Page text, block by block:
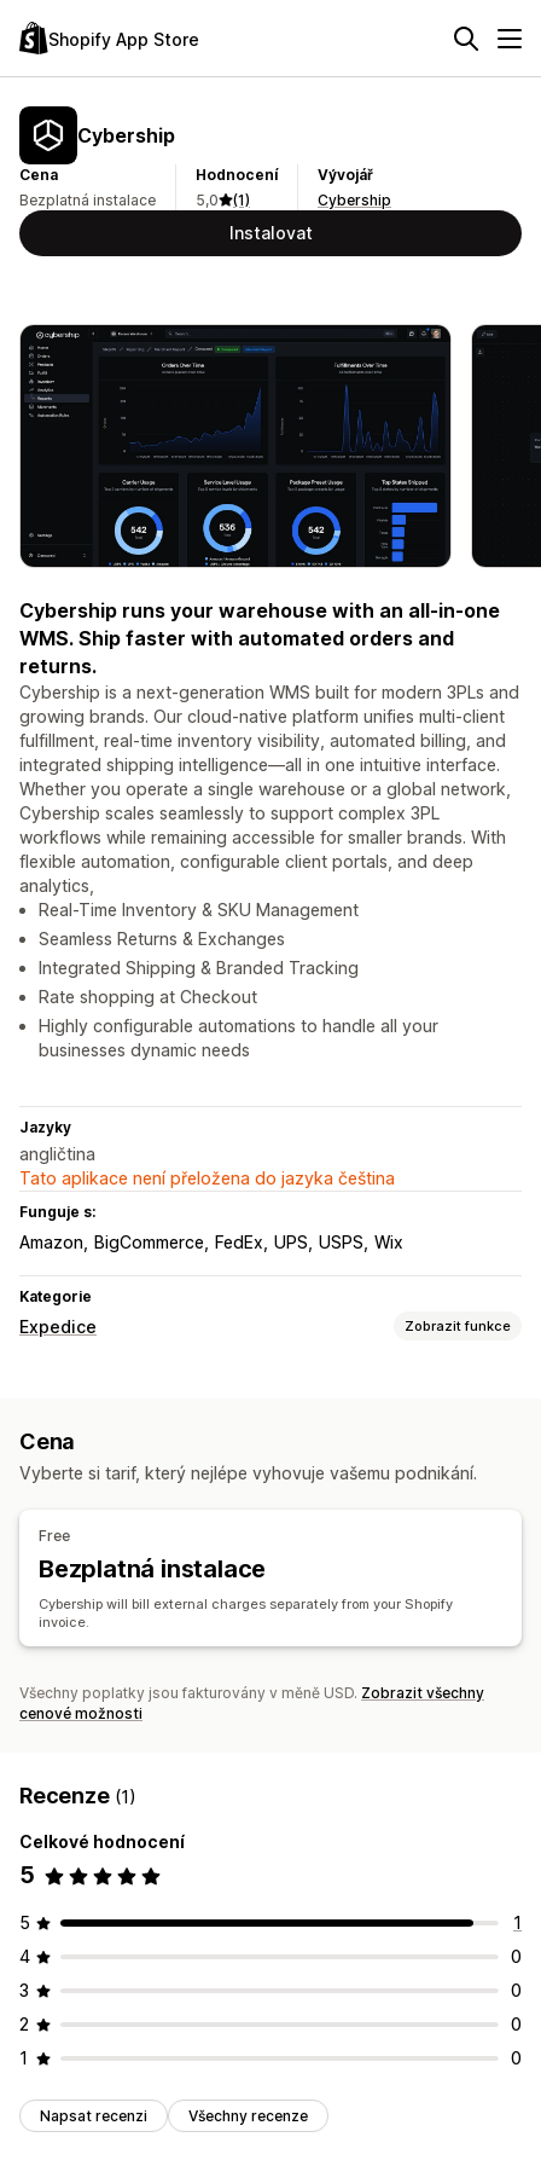
Shopify App Store
Cybership
Cena
Bezplatná instalace
Hodnocení
5,0
(1)
Vývojář
Cybership
Instalovat
Cybership runs your warehouse with an all-in-one
WMS. Ship faster with automated orders and
returns.
Cybership is a next-generation WMS built for modern 3PLs and
growing brands. Our cloud-native platform unifies multi-client
fulfillment, real-time inventory visibility, automated billing, and
integrated shipping intelligence—all in one intuitive interface.
Whether you operate a single warehouse or a global network,
Cybership scales seamlessly to support complex 3PL
workflows while remaining accessible for smaller brands. With
flexible automation, configurable client portals, and deep
analytics,
Real-Time Inventory & SKU Management
Seamless Returns & Exchanges
Integrated Shipping & Branded Tracking
Rate shopping at Checkout
Highly configurable automations to handle all your
businesses dynamic needs
Jazyky
angličtina
Tato aplikace není přeložena do jazyka čeština
Funguje s:
Amazon BigCommerce FedEx UPS USPS Wix
Kategorie
Expedice Zobrazit funkce
Ověření adresy
Štítky pro vrácení Balení Skenování čárových kódů
Pravidla přepravy
Synchronizace objednávek Více jazyků
Sazby za dopravu
Řízení zásilek
Značková stránka pro sledování
Cena
Vyberte si tarif, který nejlépe vyhovuje vašemu podnikání.
Free
Bezplatná instalace
Cybership will bill external charges separately from your Shopify
invoice.
Všechny poplatky jsou fakturovány v měně USD. Zobrazit všechny
cenové možnosti
Recenze (1)
Celkové hodnocení
5
5
1
4
0
3
0
2
0
1
0
Napsat recenzi Všechny recenze